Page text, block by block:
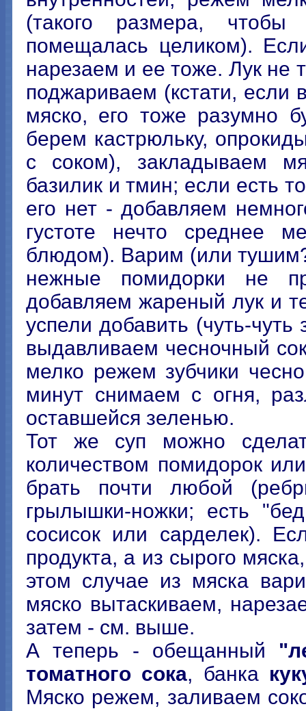
(такого размера,
помещалась целиком).
нарезаем и ее тоже. Лук не
поджариваем (кстати, если
мяско, его тоже разумно
берем кастрюльку,
с соком), закладываем
базилик и тмин; если есть
его нет - добавляем
густоте нечто среднее
блюдом). Варим (или
нежные помидорки не
добавляем жареный лук и
успели добавить (чуть-
выдавливаем чесночный
мелко режем зубчики
минут снимаем с огня,
оставшейся зеленью.
Тот же суп можно
количеством помидорок
брать почти любой
грылышки-ножки; есть
сосисок или сарделек).
продукта, а из сырого
этом случае из мяска
мяско вытаскиваем,
затем - см. выше.
А теперь - обещанный
томатного сока, банка
Мяско режем, заливаем